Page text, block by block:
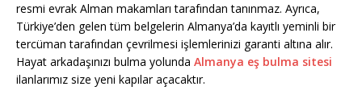
resmi evrak Alman makamları tarafından tanınmaz. Ayrıca,
Türkiye’den gelen tüm belgelerin Almanya’da kayıtlı yeminli bir
tercüman tarafından çevrilmesi işlemlerinizi garanti altına alır.
Hayat arkadaşınızı bulma yolunda Almanya eş bulma sitesi
ilanlarımız size yeni kapılar açacaktır.